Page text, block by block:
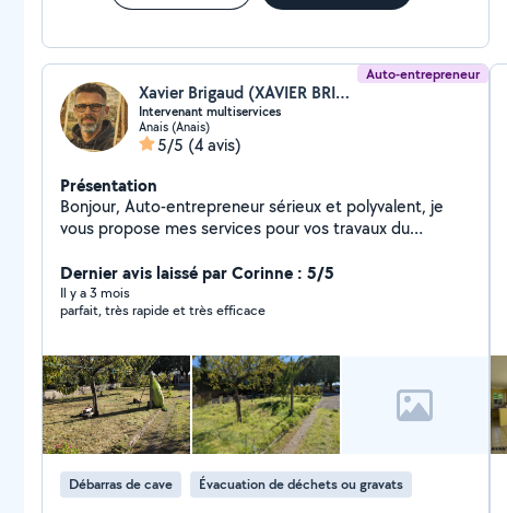
Auto-entrepreneur
Xavier Brigaud (XAVIER BRIGAUD)
Intervenant multiservices
Anais (Anais)
5/5 (4 avis)
Présentation
Bonjour, Auto-entrepreneur sérieux et polyvalent, je
vous propose mes services pour vos travaux du
Interventions soignées, efficaces et au juste prix.
Prestations proposées : Jardinage, tonte et entretien
extérieur Nettoyage de terrasse Entretien et
réparations, fixations) Dépannage et aide informatique
à domicile Rangement garage, cave ️ Débarras grange /
dépendances Déchetterie Petite mécanique (selon
demande)
Dernier avis laissé par Corinne : 5/5
Il y a 3 mois
parfait, très rapide et très efficace
Débarras de cave Évacuation de déchets ou gravats